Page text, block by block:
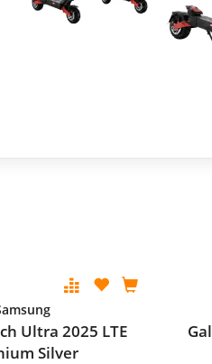
Ultra 2025 LTE
Silver